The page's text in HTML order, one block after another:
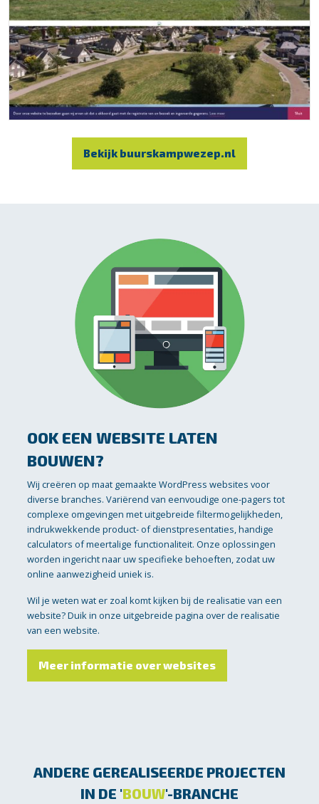
Bekijk buurskampwezep.nl
OOK EEN WEBSITE LATEN
BOUWEN?
Wij creëren op maat gemaakte WordPress websites voor
diverse branches. Variërend van eenvoudige one-pagers tot
complexe omgevingen met uitgebreide filtermogelijkheden,
indrukwekkende product- of dienstpresentaties, handige
calculators of meertalige functionaliteit. Onze oplossingen
worden ingericht naar uw specifieke behoeften, zodat uw
online aanwezigheid uniek is.
Wil je weten wat er zoal komt kijken bij de realisatie van een
website? Duik in onze uitgebreide pagina over de realisatie
van een website.
Meer informatie over websites
ANDERE GEREALISEERDE PROJECTEN
IN DE 'BOUW'-BRANCHE